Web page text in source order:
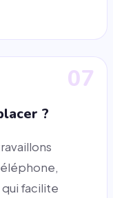
07
?
facilite